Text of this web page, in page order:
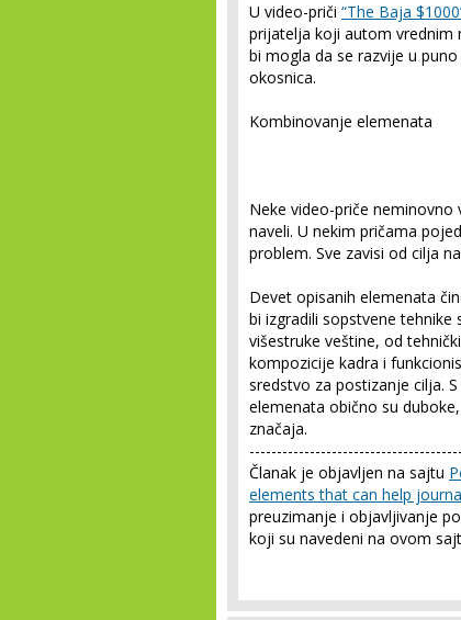
U video-priči “The Baja
prijatelja koji autom vrednim
bi mogla da se razvije u
okosnica.
Kombinovanje elemenata
Neke video-priče
naveli. U nekim pričama
problem. Sve zavisi od cilja
Devet opisanih elemenata
bi izgradili sopstvene
višestruke veštine, od
kompozicije kadra i
sredstvo za postizanje cilja.
elemenata obično su
značaja.
Članak je objavljen na sajtu
elements that can help
preuzimanje i objavljivanje
koji su navedeni na ovom